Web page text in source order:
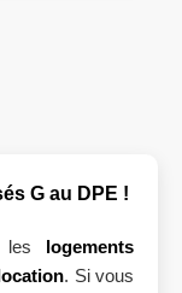
G au DPE !
les logements
. Si vous